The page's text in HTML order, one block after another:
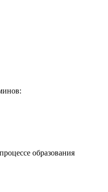
образования